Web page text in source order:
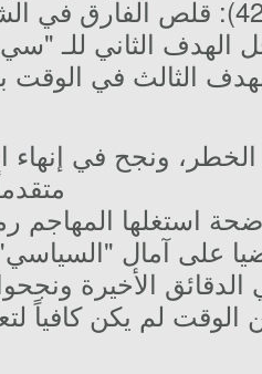
ونجح في إنهاء
استغلها المهاجم
على آمال
الدقائق الأخيرة
الوقت لم يكن كافياً